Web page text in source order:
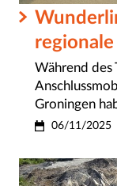
Während des
Groningen
06/11/2025